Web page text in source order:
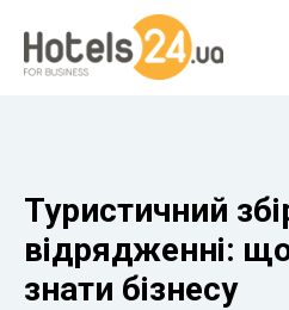
Туристичний
відрядженні:
знати бізнесу